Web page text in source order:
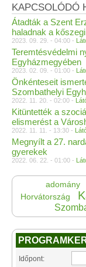
KAPCSOLÓDÓ
Átadták a Szent
haladnak a
2023. 09. 29. - 04:00 -
Teremtésvédelmi
Egyházmegyében
2023. 02. 09. - 01:00 -
Önkénteseit
Szombathelyi
2022. 11. 20. - 02:00 -
Kitüntették a
elismerést a
2022. 11. 11. - 13:30 -
Megnyílt a 27.
gyerekek
2022. 06. 22. - 01:00 -
adomány
Horvátország
Időpont: